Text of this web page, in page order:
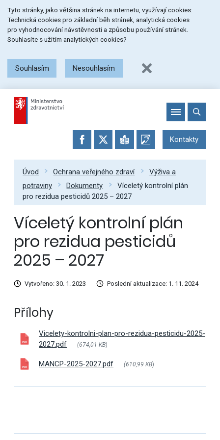
na
menu
na
obsah
na
patičku
stránky
Tyto stránky, jako většina stránek na internetu, využívají cookies:
Technická cookies pro základní běh stránek, analytická cookies
pro vyhodnocování návstěvnosti a způsobu používání stránek.
Souhlasíte s užitím analytických cookies?
Souhlasím Nesouhlasím
Kontakty
Úvod Ochrana veřejného zdraví
Výživa a
potraviny
Dokumenty
Víceletý kontrolní plán
pro rezidua pesticidů 2025 – 2027
Víceletý kontrolní plán
pro rezidua pesticidů
2025 – 2027
Vytvořeno: 30. 1. 2023 Poslední aktualizace: 1. 11. 2024
Přílohy
Vicelety-kontrolni-plan-pro-rezidua-pesticidu-2025-
2027.pdf
(674,01 KB)
MANCP-2025-2027.pdf (610,99 KB)